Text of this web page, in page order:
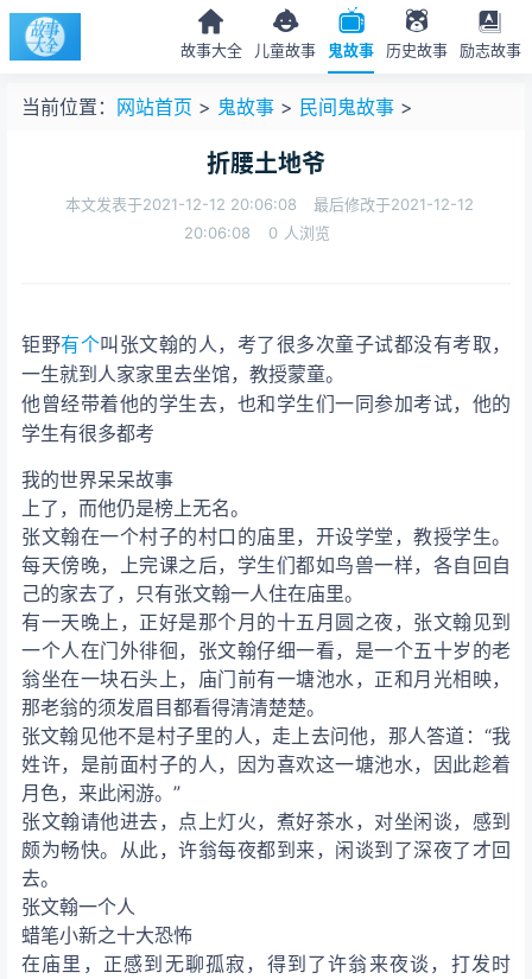
故事大全 儿童故事 鬼故事 历史故事 励志故事
当前位置： 网站首页 > 鬼故事 > 民间鬼故事 >
折腰土地爷
本文发表于2021-12-12 20:06:08
最后修改于2021-12-12
20:06:08
0 人浏览
钜野有个叫张文翰的人，考了很多次童子试都没有考取，
一生就到人家家里去坐馆，教授蒙童。
他曾经带着他的学生去，也和学生们一同参加考试，他的
学生有很多都考
我的世界呆呆故事
上了，而他仍是榜上无名。
张文翰在一个村子的村口的庙里，开设学堂，教授学生。
每天傍晚，上完课之后，学生们都如鸟兽一样，各自回自
己的家去了，只有张文翰一人住在庙里。
有一天晚上，正好是那个月的十五月圆之夜，张文翰见到
一个人在门外徘徊，张文翰仔细一看，是一个五十岁的老
翁坐在一块石头上，庙门前有一塘池水，正和月光相映，
那老翁的须发眉目都看得清清楚楚。
张文翰见他不是村子里的人，走上去问他，那人答道：“我
姓许，是前面村子的人，因为喜欢这一塘池水，因此趁着
月色，来此闲游。”
张文翰请他进去，点上灯火，煮好茶水，对坐闲谈，感到
颇为畅快。从此，许翁每夜都到来，闲谈到了深夜了才回
去。
张文翰一个人
蜡笔小新之十大恐怖
在庙里，正感到无聊孤寂，得到了许翁来夜谈，打发时